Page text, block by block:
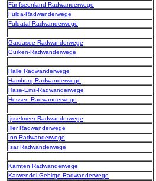
Fünfseenland-Radwanderwege
Fulda-Radwanderwege
Fuldatal Radwanderwege
Gardasee Radwanderwege
Gurken-Radwanderwege
Halle Radwanderwege
Hamburg Radwanderwege
Hase-Ems-Radwanderwege
Hessen Radwanderwege
Ijsselmeer Radwanderwege
Iller Radwanderwege
Inn Radwanderwege
Isar Radwanderwege
Kärnten Radwanderwege
Karwendel-Gebirge Radwanderwege